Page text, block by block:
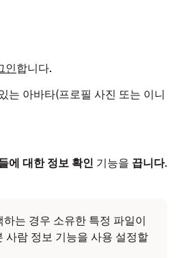
인합니다.
는 아바타(프로필 사진 또는 이니
에 대한 정보 확인 기능을 끕니다.
하는 경우 소유한 특정 파일이
사람 정보 기능을 사용 설정할